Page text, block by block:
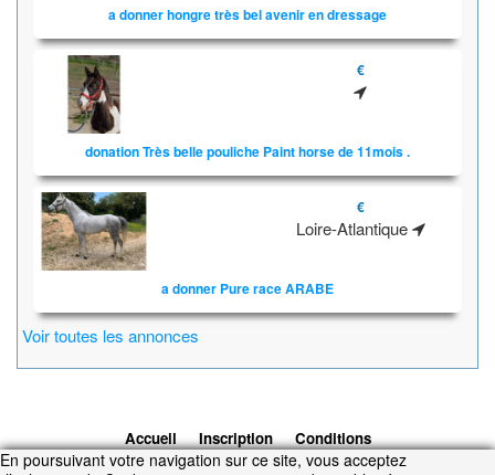
a donner hongre très bel avenir en dressage
€
donation Très belle pouliche Paint horse de 11mois .
€
Loire-Atlantique
a donner Pure race ARABE
Voir toutes les annonces
Accueil Inscription
Conditions
d'utilisation
Contacts © 2026 1cheval.com Ecurie Virtuelle -
En poursuivant votre navigation sur ce site, vous acceptez